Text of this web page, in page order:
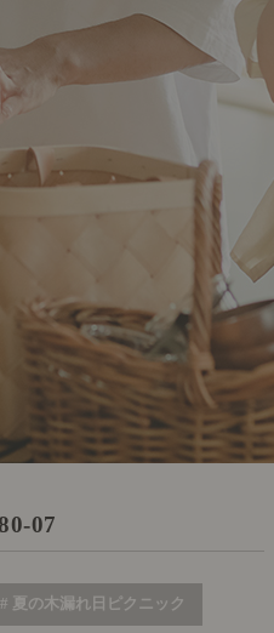
07
# 夏の木漏れ日ピクニック